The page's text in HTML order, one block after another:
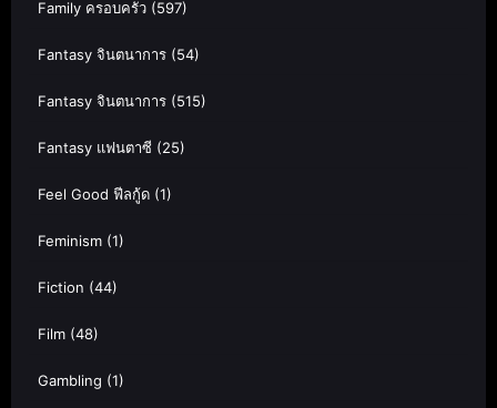
Family ครอบครัว (597)
Fantasy จินตนาการ (54)
Fantasy จินตนาการ (515)
Fantasy แฟนตาซี (25)
Feel Good ฟีลกู้ด (1)
Feminism (1)
Fiction (44)
Film (48)
Gambling (1)